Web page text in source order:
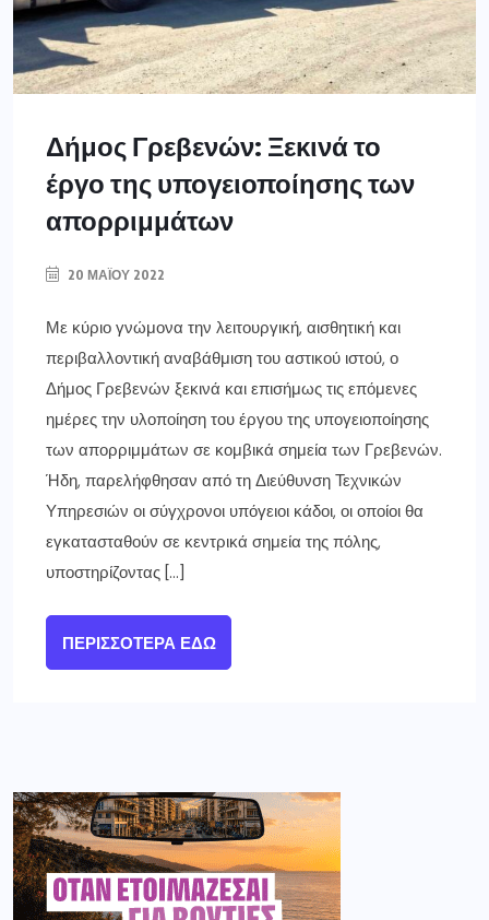
Δήμος Γρεβενών: Ξεκινά το
έργο της υπογειοποίησης των
απορριμμάτων
20 ΜΑΪ́ΟΥ 2022
Με κύριο γνώμονα την λειτουργική, αισθητική και
περιβαλλοντική αναβάθμιση του αστικού ιστού, ο
Δήμος Γρεβενών ξεκινά και επισήμως τις επόμενες
ημέρες την υλοποίηση του έργου της υπογειοποίησης
των απορριμμάτων σε κομβικά σημεία των Γρεβενών.
Ήδη, παρελήφθησαν από τη Διεύθυνση Τεχνικών
Υπηρεσιών οι σύγχρονοι υπόγειοι κάδοι, οι οποίοι θα
εγκατασταθούν σε κεντρικά σημεία της πόλης,
υποστηρίζοντας […]
ΠΕΡΙΣΣΌΤΕΡΑ ΕΔΏ